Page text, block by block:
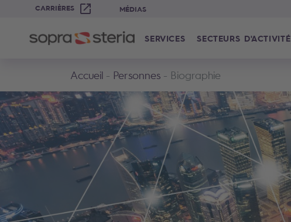
CARRIÈRES MÉDIAS
SERVICES SECTEURS D'ACTIVITÉ
Accueil Personnes Biographie